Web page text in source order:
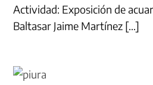
Actividad: Exposición de
Baltasar Jaime Martínez […]